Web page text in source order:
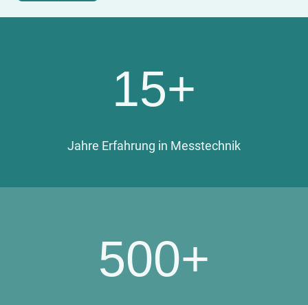
15+
Jahre Erfahrung in Messtechnik
500+